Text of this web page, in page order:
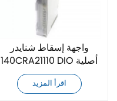
واجهة إسقاط شنايدر
140CRA21110 DIO أصلية
جديدة
اقرأ المزيد